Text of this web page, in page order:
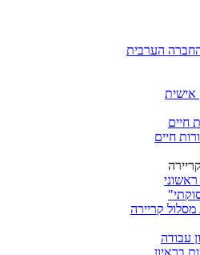
החברה הערבית
אישית
חיים
חיים
מסלול קריירה
עבודה
בראיון